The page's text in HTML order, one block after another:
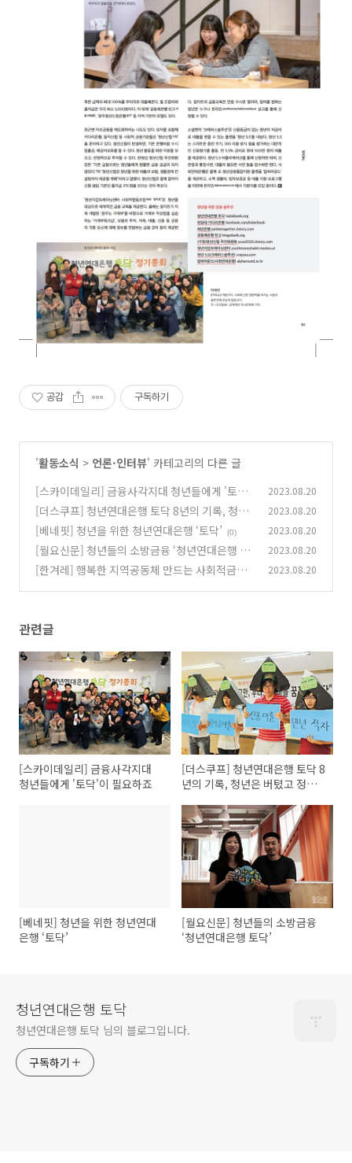
공감 구독하기
'활동소식 > 언론·인터뷰' 카테고리의 다른 글
[스카이데일리] 금융사각지대 청년들에게 '토
닥'이 필요하죠
(0)
2023.08.20
[더스쿠프] 청년연대은행 토닥 8년의 기록, 청년
은 버텼고 정부는 없었다 (0)
2023.08.20
[베네핏] 청년을 위한 청년연대은행 ‘토닥’ (0) 2023.08.20
[월요신문] 청년들의 소방금융 ‘청년연대은행 토
닥’ (0)
2023.08.20
[한겨레] 행복한 지역공동체 만드는 사회적금융 2023.08.20
관련글
[스카이데일리] 금융사각지대
청년들에게 '토닥'이 필요하죠
[더스쿠프] 청년연대은행 토닥 8
년의 기록, 청년은 버텼고 정부
[베네핏] 청년을 위한 청년연대
은행 ‘토닥’
[월요신문] 청년들의 소방금융
‘청년연대은행 토닥’
청년연대은행 토닥
청년연대은행 토닥 님의 블로그입니다.
구독하기